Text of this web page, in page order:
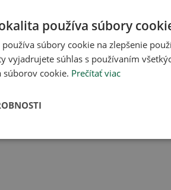
používa súbory
súbory cookie na zlepšenie
vyjadrujete súhlas s používaním
súborov cookie. Prečítať viac